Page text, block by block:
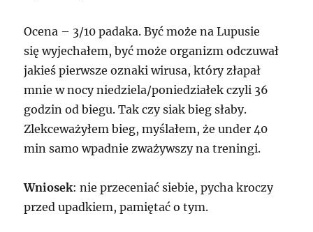
Ocena – 3/10 padaka. Być może na Lupusie
się wyjechałem, być może organizm odczuwał
jakieś pierwsze oznaki wirusa, który złapał
mnie w nocy niedziela/poniedziałek czyli 36
godzin od biegu. Tak czy siak bieg słaby.
Zlekceważyłem bieg, myślałem, że under 40
min samo wpadnie zważywszy na treningi.
Wniosek: nie przeceniać siebie, pycha kroczy
przed upadkiem, pamiętać o tym.